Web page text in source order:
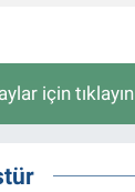
için tıklayın